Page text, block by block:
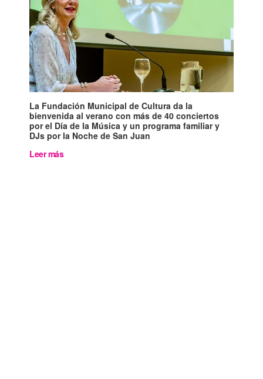
La Fundación Municipal de Cultura da la
bienvenida al verano con más de 40 conciertos
por el Día de la Música y un programa familiar y
DJs por la Noche de San Juan
Leer más